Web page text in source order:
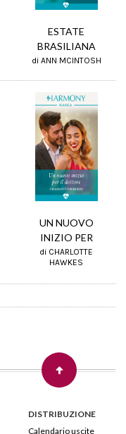
ESTATE
BRASILIANA
di ANN MCINTOSH
UN NUOVO
INIZIO PER
di CHARLOTTE
HAWKES
DISTRIBUZIONE
Calendario uscite